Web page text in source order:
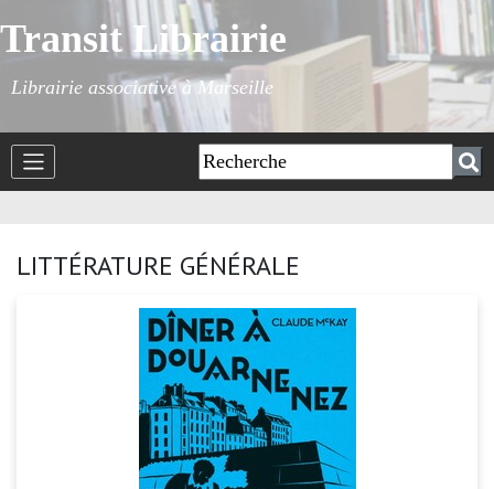
Transit Librairie
Librairie associative à Marseille
LITTÉRATURE GÉNÉRALE